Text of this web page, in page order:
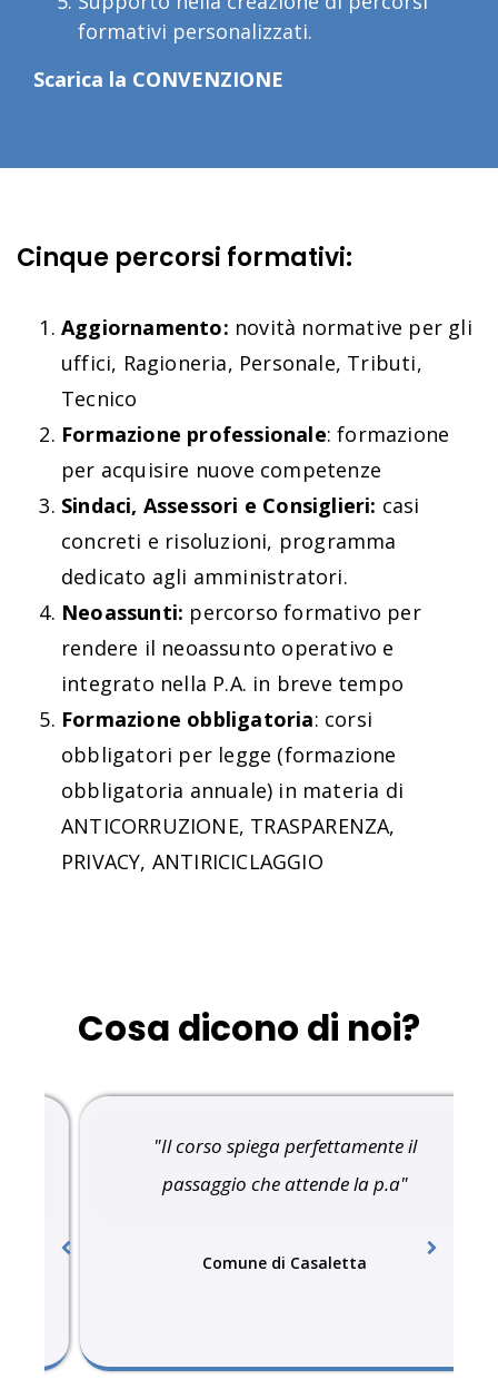
formativi personalizzati.
Scarica la CONVENZIONE
Cinque percorsi formativi:
Aggiornamento: novità normative per gli
uffici, Ragioneria, Personale, Tributi,
Tecnico
Formazione professionale: formazione
per acquisire nuove competenze
Sindaci, Assessori e Consiglieri: casi
concreti e risoluzioni, programma
dedicato agli amministratori.
Neoassunti: percorso formativo per
rendere il neoassunto operativo e
integrato nella P.A. in breve tempo
Formazione obbligatoria: corsi
obbligatori per legge (formazione
obbligatoria annuale) in materia di
ANTICORRUZIONE, TRASPARENZA,
PRIVACY, ANTIRICICLAGGIO
Cosa dicono di noi?
"Il corso spiega perfettamente il
passaggio che attende la p.a"
Comune di Casaletta